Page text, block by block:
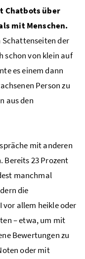
Chatbots über
mit Menschen.
Schattenseiten der
schon von klein auf
es einem dann
Person zu
aus den
mit anderen
Bereits 23 Prozent
manchmal
die
vor allem heikle oder
– etwa, um mit
Bewertungen zu
oder mit